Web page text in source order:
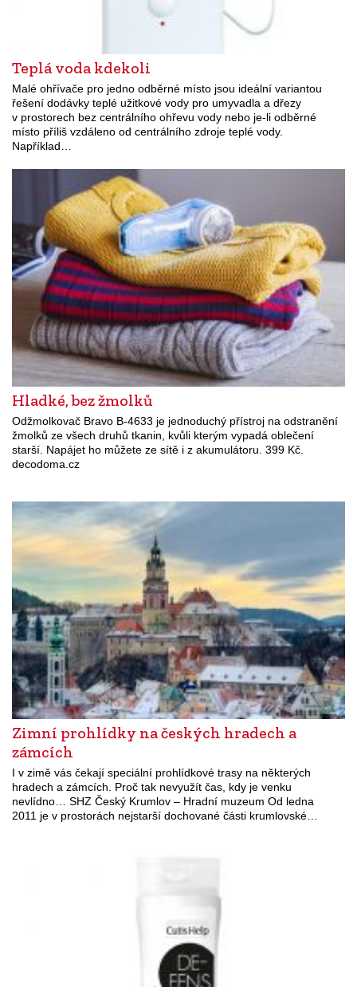
Teplá voda kdekoli
Malé ohřívače pro jedno odběrné místo jsou ideální variantou
řešení dodávky teplé užitkové vody pro umyvadla a dřezy
v prostorech bez centrálního ohřevu vody nebo je-li odběrné
místo příliš vzdáleno od centrálního zdroje teplé vody.
Například…
Hladké, bez žmolků
Odžmolkovač Bravo B-4633 je jednoduchý přístroj na odstranění
žmolků ze všech druhů tkanin, kvůli kterým vypadá oblečení
starší. Napájet ho můžete ze sítě i z akumulátoru. 399 Kč.
decodoma.cz
Zimní prohlídky na českých hradech a
zámcích
I v zimě vás čekají speciální prohlídkové trasy na některých
hradech a zámcích. Proč tak nevyužít čas, kdy je venku
nevlídno… SHZ Český Krumlov – Hradní muzeum Od ledna
2011 je v prostorách nejstarší dochované části krumlovské…